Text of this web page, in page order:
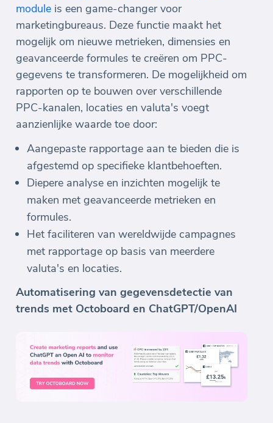
module is een game-changer voor
marketingbureaus. Deze functie maakt het
mogelijk om nieuwe metrieken, dimensies en
geavanceerde formules te creëren om PPC-
gegevens te transformeren. De mogelijkheid om
rapporten op te bouwen over verschillende
PPC-kanalen, locaties en valuta's voegt
aanzienlijke waarde toe door:
Aangepaste rapportage aan te bieden die is
afgestemd op specifieke klantbehoeften.
Diepere analyse en inzichten mogelijk te
maken met geavanceerde metrieken en
formules.
Het faciliteren van wereldwijde campagnes
met rapportage op basis van meerdere
valuta's en locaties.
Automatisering van gegevensdetectie van
trends met Octoboard en ChatGPT/OpenAI